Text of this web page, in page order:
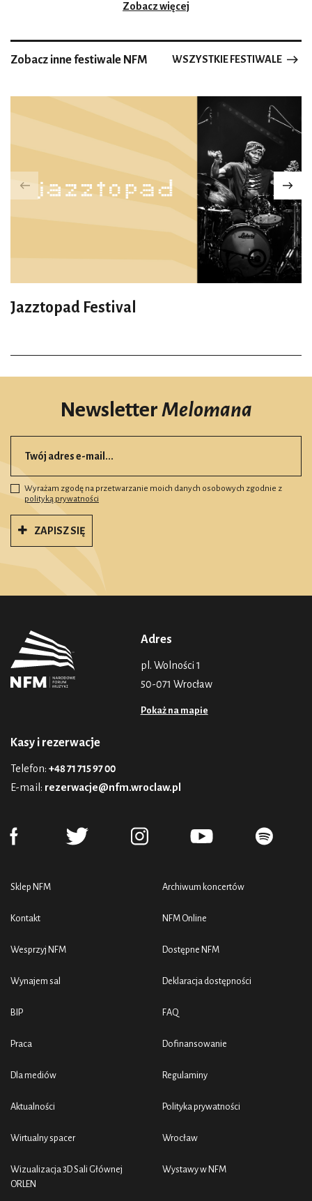
Zobacz więcej
Zobacz inne festiwale NFM WSZYSTKIE FESTIWALE
Jazztopad Festival
NewsletterMelomana
Wyrażam zgodę na przetwarzanie moich danych osobowych zgodnie z
polityką prywatności
ZAPISZ SIĘ
Adres
pl. Wolności 1
50-071 Wrocław
Pokaż na mapie
Kasy i rezerwacje
Telefon: +48 71 715 97 00
E-mail: rezerwacje@nfm.wroclaw.pl
Sklep NFM
Kontakt
Wesprzyj NFM
Wynajem sal
BIP
Praca
Dla mediów
Aktualności
Wirtualny spacer
Wizualizacja 3D Sali Głównej
ORLEN
Archiwum koncertów
NFM Online
Dostępne NFM
Deklaracja dostępności
FAQ
Dofinansowanie
Regulaminy
Polityka prywatności
Wrocław
Wystawy w NFM